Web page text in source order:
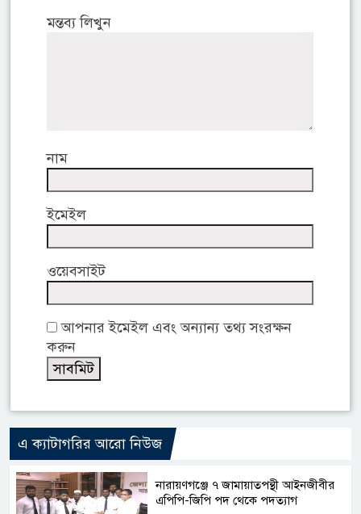
মন্তব্য লিখুন
নাম
ইমেইল
ওয়েবসাইট
আপনার ইমেইল এবং অন্যান্য তথ্য সংরক্ষন
করুন
এ ক্যাটাগরির আরো নিউজ
নারায়ণগঞ্জে ৭ জামায়াতপন্থী আইনজীবীর
এপিপি-জিপি পদ থেকে পদত্যাগ